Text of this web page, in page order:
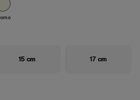
Blue
15 cm 17 cm